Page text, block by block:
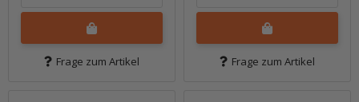
Frage zum Artikel Frage zum Artikel